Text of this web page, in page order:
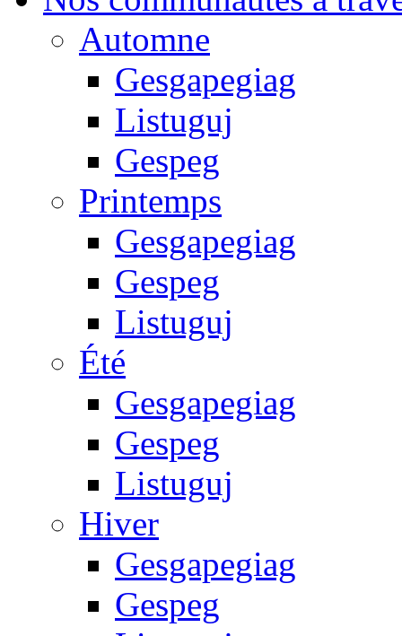
Automne
Gesgapegiag
Listuguj
Gespeg
Printemps
Gesgapegiag
Gespeg
Listuguj
Été
Gesgapegiag
Gespeg
Listuguj
Hiver
Gesgapegiag
Gespeg